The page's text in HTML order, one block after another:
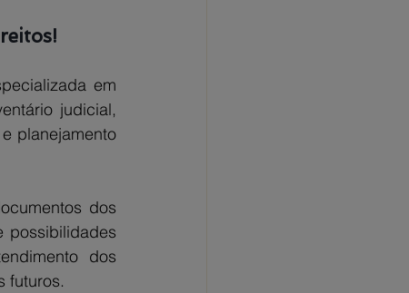
em
judicial,
planejamento
dos
possibilidades
dos
futuros.